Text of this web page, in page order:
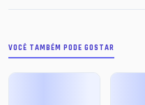
VOCÊ TAMBÉM PODE GOSTAR